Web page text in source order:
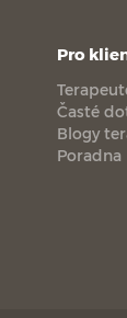
Pro
Časté
Blogy
Poradna